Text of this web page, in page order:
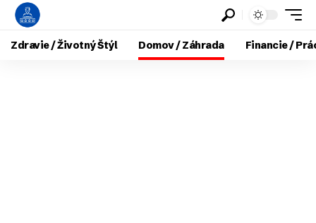
Zdravie / Životný Štýl Domov / Záhrada Financie /